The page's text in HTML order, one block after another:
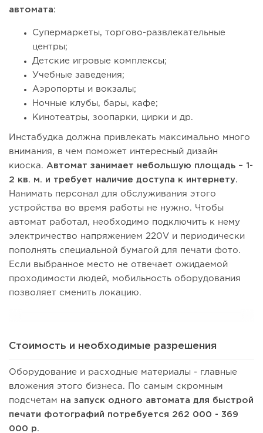
автомата:
Супермаркеты, торгово-развлекательные
центры;
Детские игровые комплексы;
Учебные заведения;
Аэропорты и вокзалы;
Ночные клубы, бары, кафе;
Кинотеатры, зоопарки, цирки и др.
Инстабудка должна привлекать максимально много
внимания, в чем поможет интересный дизайн
киоска. Автомат занимает небольшую площадь – 1-
2 кв. м. и требует наличие доступа к интернету.
Нанимать персонал для обслуживания этого
устройства во время работы не нужно. Чтобы
автомат работал, необходимо подключить к нему
электричество напряжением 220V и периодически
пополнять специальной бумагой для печати фото.
Если выбранное место не отвечает ожидаемой
проходимости людей, мобильность оборудования
позволяет сменить локацию.
Стоимость и необходимые разрешения
Оборудование и расходные материалы - главные
вложения этого бизнеса. По самым скромным
подсчетам на запуск одного автомата для быстрой
печати фотографий потребуется 262 000 - 369
000 р.